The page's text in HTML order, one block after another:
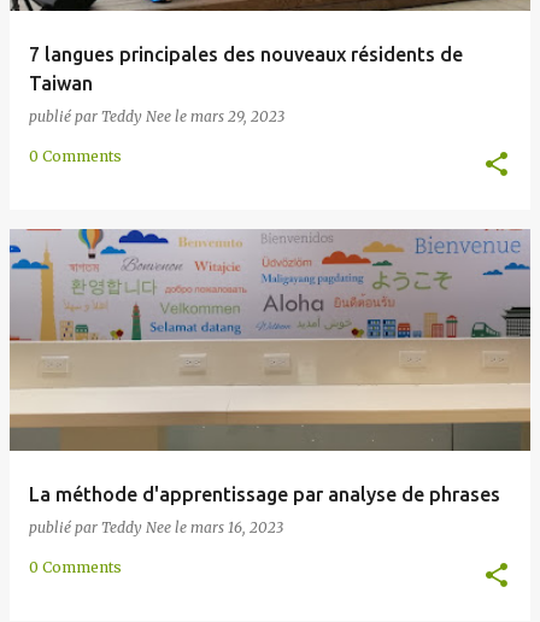
7 langues principales des nouveaux résidents de
Taiwan
publié par Teddy Nee le mars 29, 2023
0 Comments
La méthode d'apprentissage par analyse de phrases
publié par Teddy Nee le mars 16, 2023
0 Comments